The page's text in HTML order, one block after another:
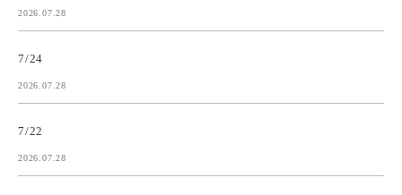
2026.07.28
7/24
2026.07.28
7/22
2026.07.28